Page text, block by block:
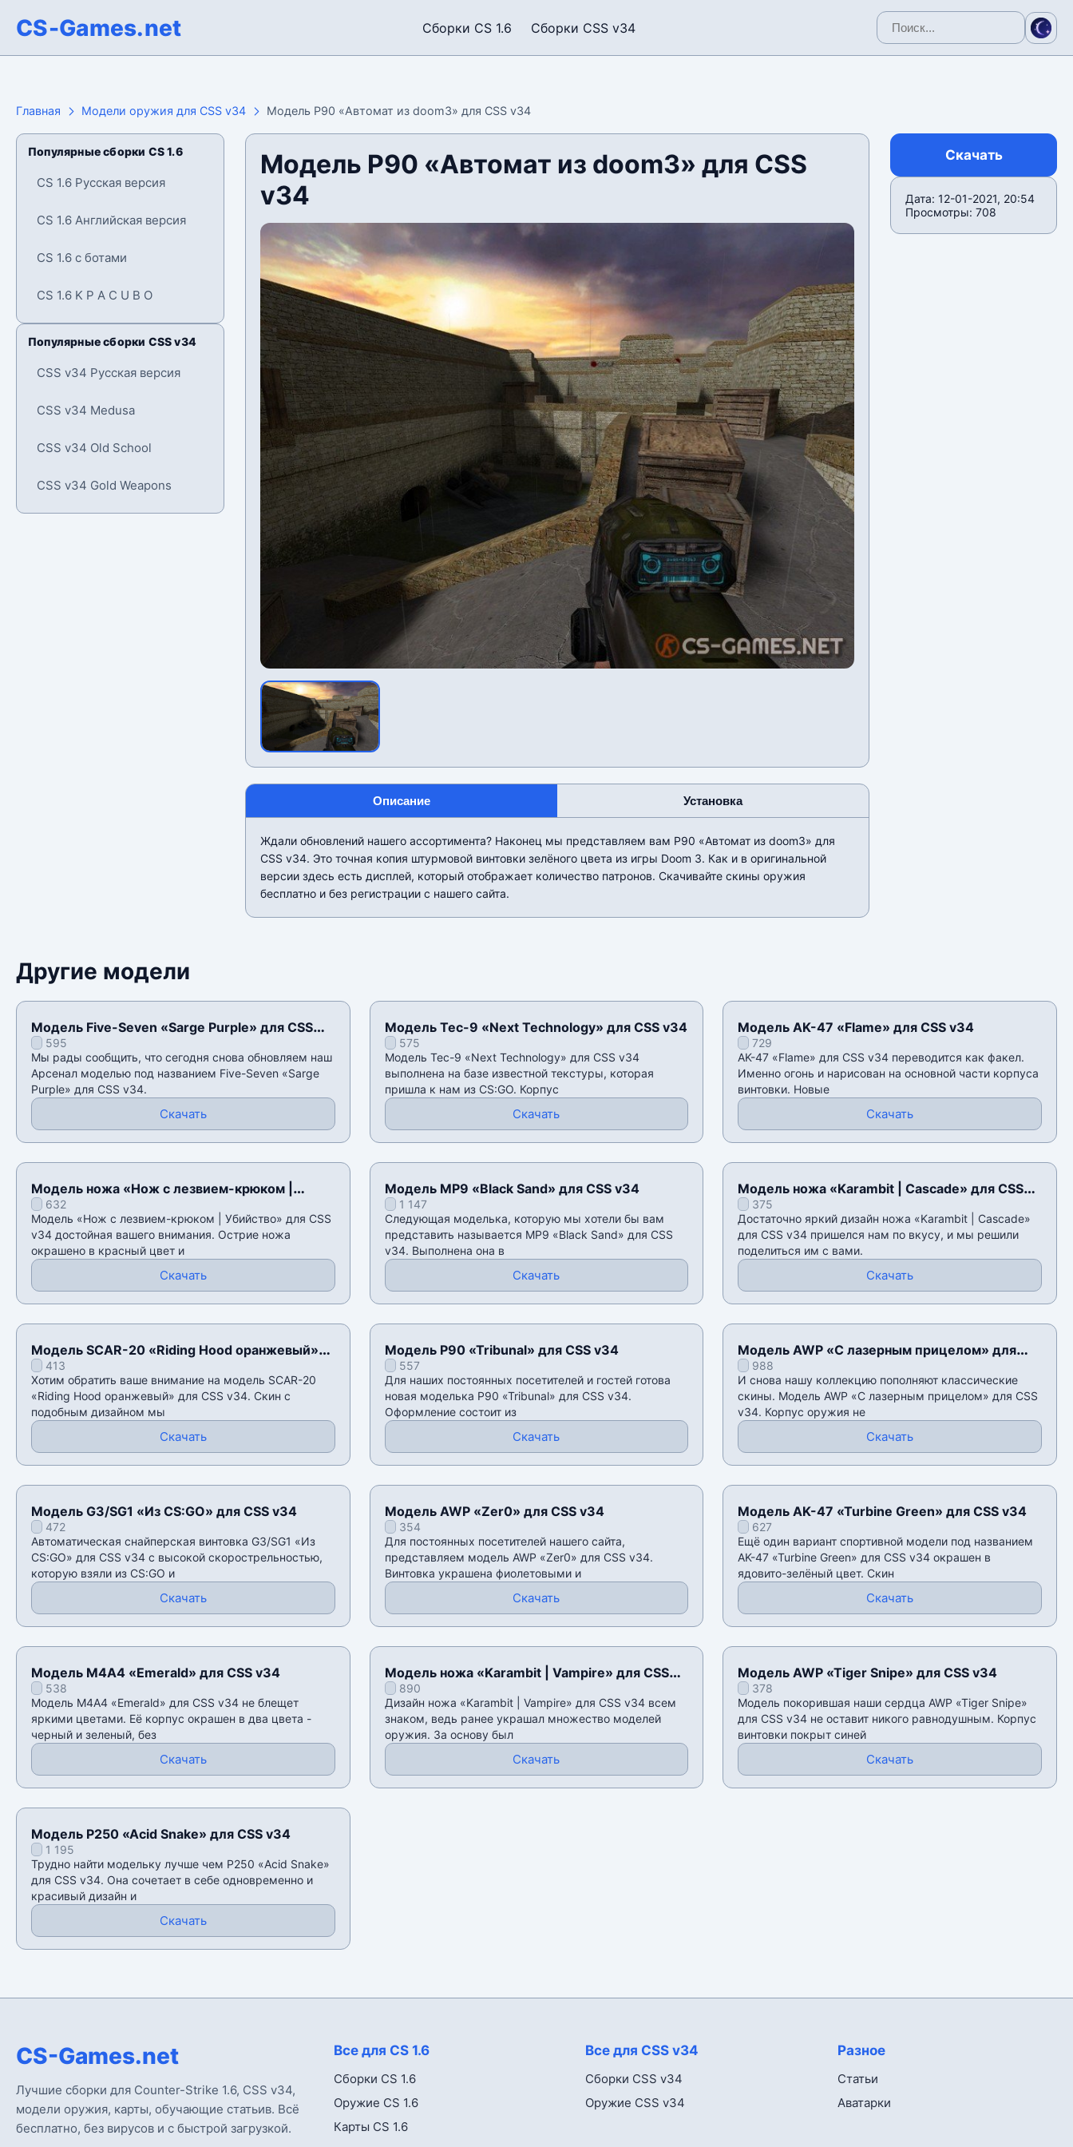
CS-Games.net Сборки CS 1.6 Сборки CSS v34
Главная Модели оружия для CSS v34 Модель P90 «Автомат из doom3» для CSS v34
Популярные сборки CS 1.6
CS 1.6 Русская версия
CS 1.6 Английская версия
CS 1.6 с ботами
CS 1.6 K P A C U B O
Популярные сборки CSS v34
CSS v34 Русская версия
CSS v34 Medusa
CSS v34 Old School
CSS v34 Gold Weapons
Модель P90 «Автомат из doom3» для CSS
v34
Описание Установка
Ждали обновлений нашего ассортимента? Наконец мы представляем вам P90 «Автомат из doom3» для
CSS v34. Это точная копия штурмовой винтовки зелёного цвета из игры Doom 3. Как и в оригинальной
версии здесь есть дисплей, который отображает количество патронов. Скачивайте скины оружия
бесплатно и без регистрации с нашего сайта.
Скачать
Дата: 12-01-2021, 20:54
Просмотры: 708
Другие модели
Модель Five-Seven «Sarge Purple» для CSS
v34595
Мы рады сообщить, что сегодня снова обновляем наш
Арсенал моделью под названием Five-Seven «Sarge
Purple» для CSS v34.
Скачать
Модель Tec-9 «Next Technology» для CSS v34
575
Модель Tec-9 «Next Technology» для CSS v34
выполнена на базе известной текстуры, которая
пришла к нам из CS:GO. Корпус
Скачать
Модель AK-47 «Flame» для CSS v34
729
AK-47 «Flame» для CSS v34 переводится как факел.
Именно огонь и нарисован на основной части корпуса
винтовки. Новые
Скачать
Модель ножа «Нож с лезвием-крюком |
Убийство» для CSS v34
632
Модель «Нож с лезвием-крюком | Убийство» для CSS
v34 достойная вашего внимания. Острие ножа
окрашено в красный цвет и
Скачать
Модель MP9 «Black Sand» для CSS v34
1 147
Следующая моделька, которую мы хотели бы вам
представить называется MP9 «Black Sand» для CSS
v34. Выполнена она в
Скачать
Модель ножа «Karambit | Cascade» для CSS
v34375
Достаточно яркий дизайн ножа «Karambit | Cascade»
для CSS v34 пришелся нам по вкусу, и мы решили
поделиться им с вами.
Скачать
Модель SCAR-20 «Riding Hood оранжевый»
для CSS v34
413
Хотим обратить ваше внимание на модель SCAR-20
«Riding Hood оранжевый» для CSS v34. Скин с
подобным дизайном мы
Скачать
Модель P90 «Tribunal» для CSS v34
557
Для наших постоянных посетителей и гостей готова
новая моделька P90 «Tribunal» для CSS v34.
Оформление состоит из
Скачать
Модель AWP «С лазерным прицелом» для
CSS v34
988
И снова нашу коллекцию пополняют классические
скины. Модель AWP «С лазерным прицелом» для CSS
v34. Корпус оружия не
Скачать
Модель G3/SG1 «Из CS:GO» для CSS v34
472
Автоматическая снайперская винтовка G3/SG1 «Из
CS:GO» для CSS v34 с высокой скорострельностью,
которую взяли из CS:GO и
Скачать
Модель AWP «Zer0» для CSS v34
354
Для постоянных посетителей нашего сайта,
представляем модель AWP «Zer0» для CSS v34.
Винтовка украшена фиолетовыми и
Скачать
Модель AK-47 «Turbine Green» для CSS v34
627
Ещё один вариант спортивной модели под названием
AK-47 «Turbine Green» для CSS v34 окрашен в
ядовито-зелëный цвет. Скин
Скачать
Модель M4A4 «Emerald» для CSS v34
538
Модель M4A4 «Emerald» для CSS v34 не блещет
яркими цветами. Её корпус окрашен в два цвета -
черный и зеленый, без
Скачать
Модель ножа «Karambit | Vampire» для CSS
v34890
Дизайн ножа «Karambit | Vampire» для CSS v34 всем
знаком, ведь ранее украшал множество моделей
оружия. За основу был
Скачать
Модель AWP «Tiger Snipe» для CSS v34
378
Модель покорившая наши сердца AWP «Tiger Snipe»
для CSS v34 не оставит никого равнодушным. Корпус
винтовки покрыт синей
Скачать
Модель P250 «Acid Snake» для CSS v34
1 195
Трудно найти модельку лучше чем P250 «Acid Snake»
для CSS v34. Она сочетает в себе одновременно и
красивый дизайн и
Скачать
CS-Games.net
Лучшие сборки для Counter-Strike 1.6, CSS v34,
модели оружия, карты, обучающие статьив. Всё
бесплатно, без вирусов и с быстрой загрузкой.
Все для CS 1.6
Сборки CS 1.6
Оружие CS 1.6
Карты CS 1.6
Все для CSS v34
Сборки CSS v34
Оружие CSS v34
Разное
Статьи
Аватарки